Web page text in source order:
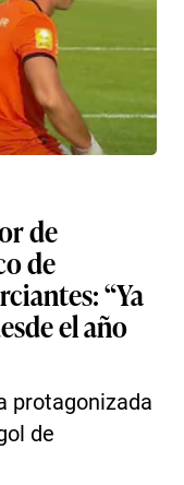
de
de
“Ya
el año
protagonizada
de